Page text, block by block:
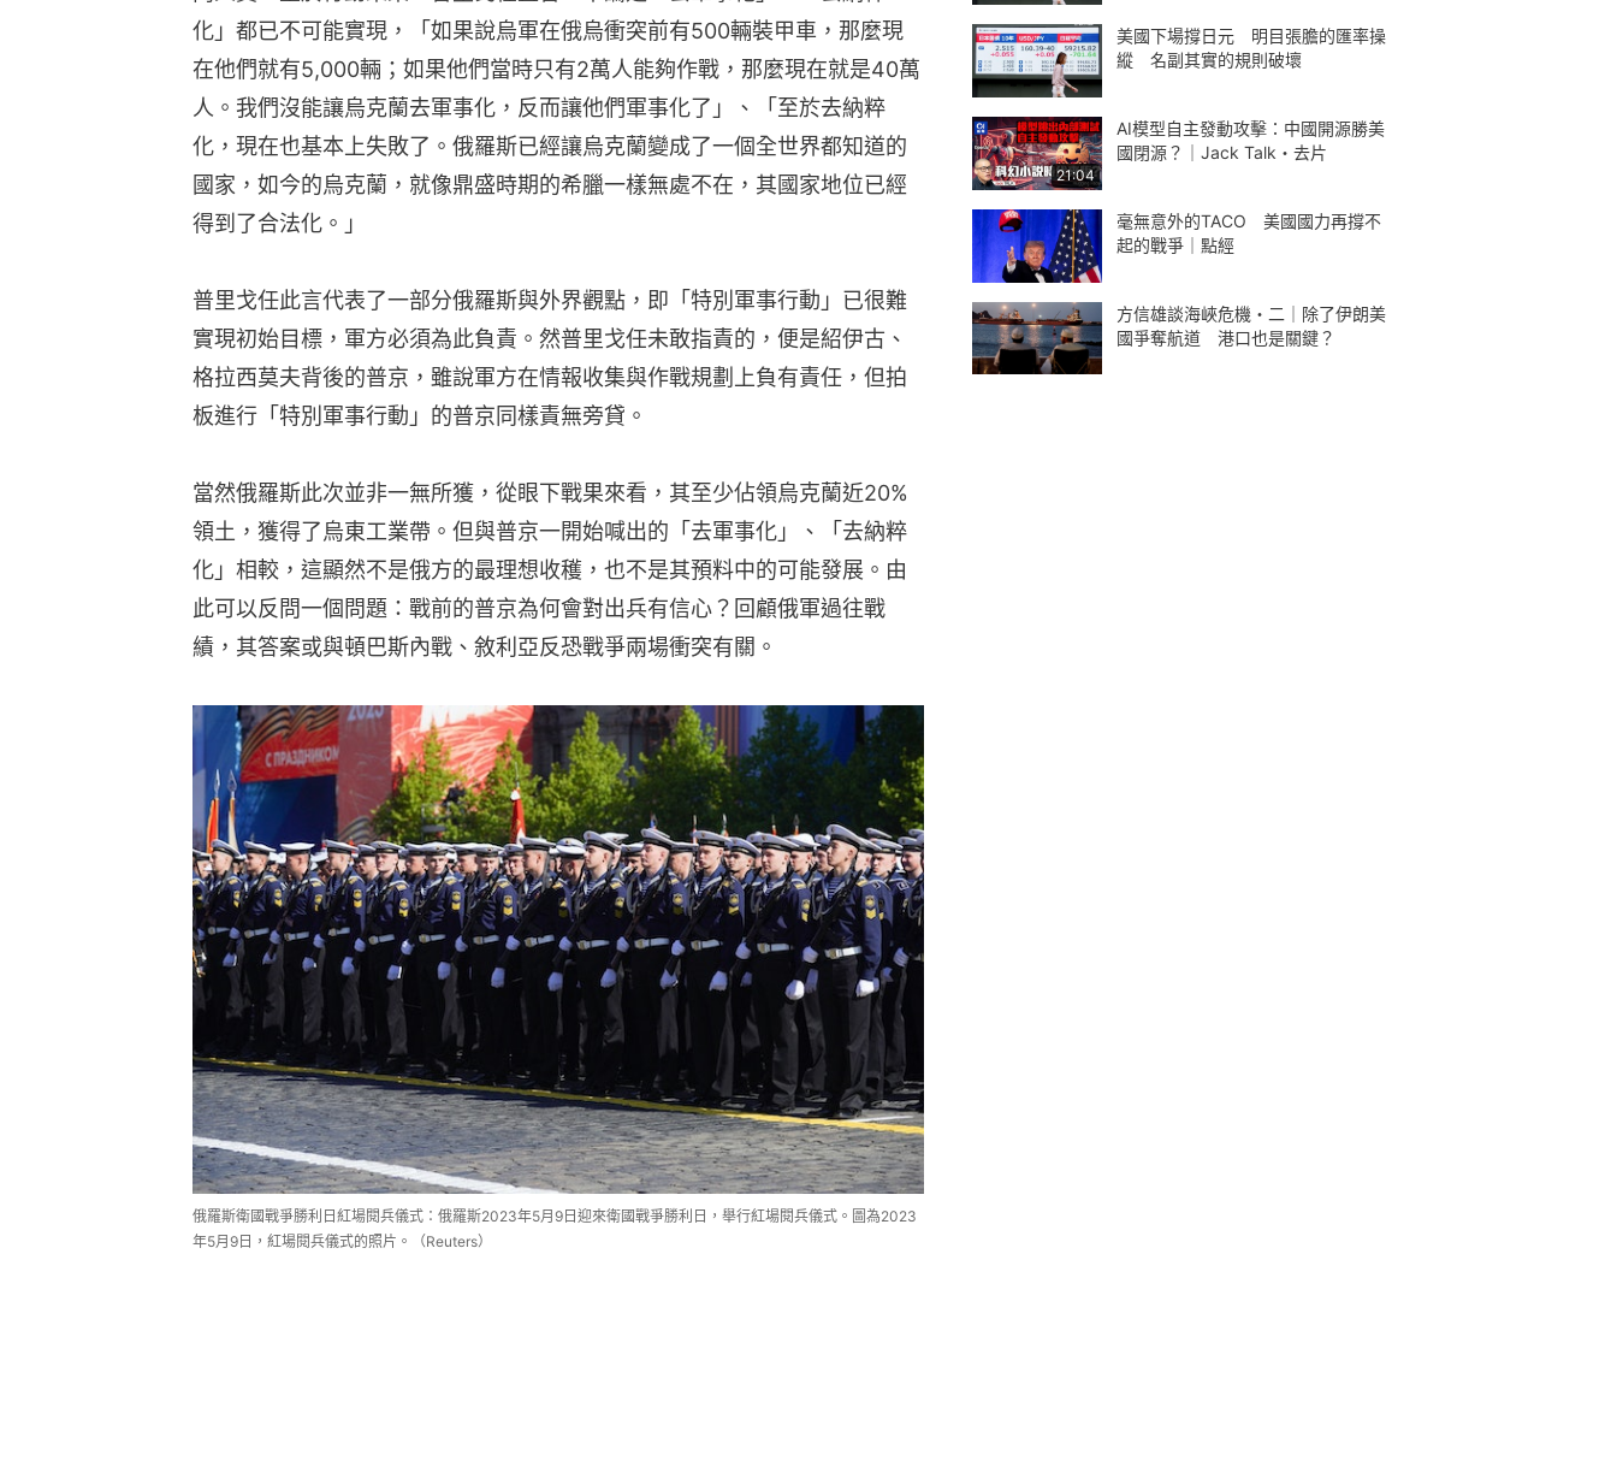
化」都已不可能實現，「如果說烏軍在俄烏衝突前有500輛裝甲車，那麼現
在他們就有5,000輛；如果他們當時只有2萬人能夠作戰，那麼現在就是40萬
人。我們沒能讓烏克蘭去軍事化，反而讓他們軍事化了」、「至於去納粹
化，現在也基本上失敗了。俄羅斯已經讓烏克蘭變成了一個全世界都知道的
國家，如今的烏克蘭，就像鼎盛時期的希臘一樣無處不在，其國家地位已經
得到了合法化。」
普里戈任此言代表了一部分俄羅斯與外界觀點，即「特別軍事行動」已很難
實現初始目標，軍方必須為此負責。然普里戈任未敢指責的，便是紹伊古、
格拉西莫夫背後的普京，雖說軍方在情報收集與作戰規劃上負有責任，但拍
板進行「特別軍事行動」的普京同樣責無旁貸。
當然俄羅斯此次並非一無所獲，從眼下戰果來看，其至少佔領烏克蘭近20%
領土，獲得了烏東工業帶。但與普京一開始喊出的「去軍事化」、「去納粹
化」相較，這顯然不是俄方的最理想收穫，也不是其預料中的可能發展。由
此可以反問一個問題：戰前的普京為何會對出兵有信心？回顧俄軍過往戰
績，其答案或與頓巴斯內戰、敘利亞反恐戰爭兩場衝突有關。
俄羅斯衛國戰爭勝利日紅場閱兵儀式：俄羅斯2023年5月9日迎來衛國戰爭勝利日，舉行紅場閱兵儀式。圖為2023
年5月9日，紅場閱兵儀式的照片。（Reuters）
美國下場撐日元 明目張膽的匯率操
縱 名副其實的規則破壞
21:04
AI模型自主發動攻擊：中國開源勝美
國閉源？｜Jack Talk・去片
毫無意外的TACO 美國國力再撐不
起的戰爭｜點經
方信雄談海峽危機・二｜除了伊朗美
國爭奪航道 港口也是關鍵？